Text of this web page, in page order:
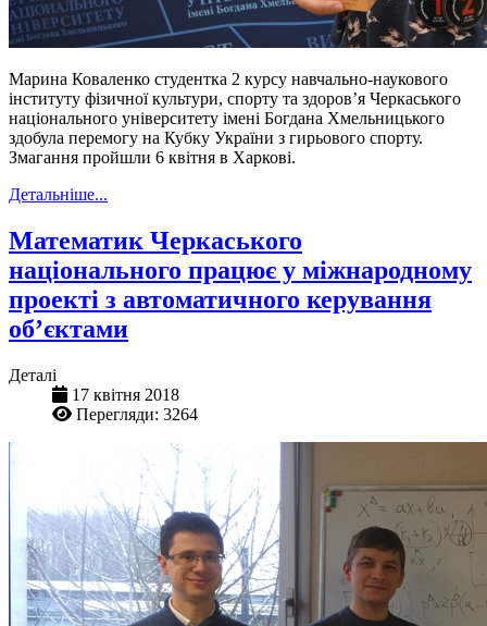
Марина Коваленко студентка 2 курсу навчально-наукового
інституту фізичної культури, спорту та здоров’я Черкаського
національного університету імені Богдана Хмельницького
здобула перемогу на Кубку України з гирьового спорту.
Змагання пройшли 6 квітня в Харкові.
Детальніше...
Математик Черкаського
національного працює у міжнародному
проекті з автоматичного керування
об’єктами
Деталі
17 квітня 2018
Перегляди: 3264